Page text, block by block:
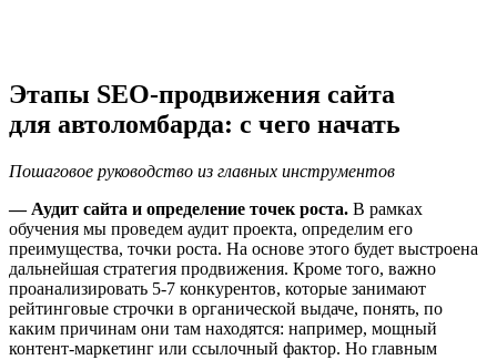
Этапы SEO-продвижения сайта
для автоломбарда: с чего начать
Пошаговое руководство из главных инструментов
— Аудит сайта и определение точек роста. В рамках
обучения мы проведем аудит проекта, определим его
преимущества, точки роста. На основе этого будет выстроена
дальнейшая стратегия продвижения. Кроме того, важно
проанализировать 5-7 конкурентов, которые занимают
рейтинговые строчки в органической выдаче, понять, по
каким причинам они там находятся: например, мощный
контент-маркетинг или ссылочный фактор. Но главным